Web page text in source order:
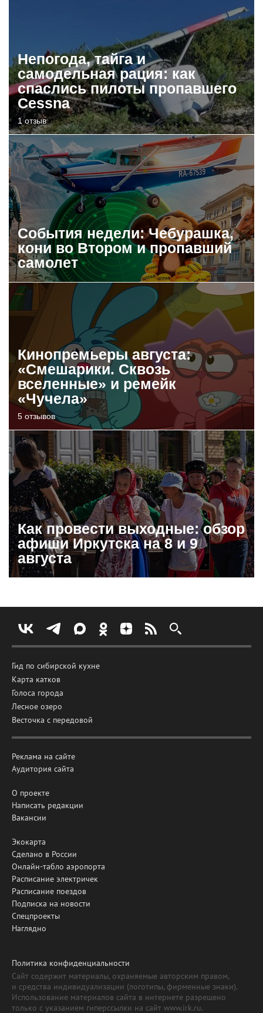
Непогода, тайга и
самодельная рация: как
спаслись пилоты пропавшего
Cessna
1 отзыв
События недели: Чебурашка,
кони во Втором и пропавший
самолет
Кинопремьеры августа:
«Смешарики. Сквозь
вселенные» и ремейк
«Чучела»
5 отзывов
Как провести выходные: обзор
афиши Иркутска на 8 и 9
августа
Гид по сибирской кухне
Карта катков
Голоса города
Лесное озеро
Весточка с передовой
Реклама на сайте
Аудитория сайта
О проекте
Написать редакции
Вакансии
Экокарта
Сделано в России
Онлайн-табло аэропорта
Расписание электричек
Расписание поездов
Подписка на новости
Спецпроекты
Наглядно
Политика конфиденциальности
Сайт содержит материалы, охраняемые авторским правом,
и средства индивидуализации (логотипы, фирменные знаки).
Использование материалов сайта в интернете разрешено
только с указанием гиперссылки на сайт www.irk.ru.